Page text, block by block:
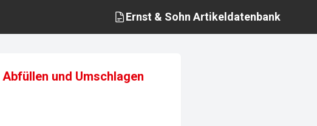
Ernst & Sohn Artikeldatenbank
und Umschlagen